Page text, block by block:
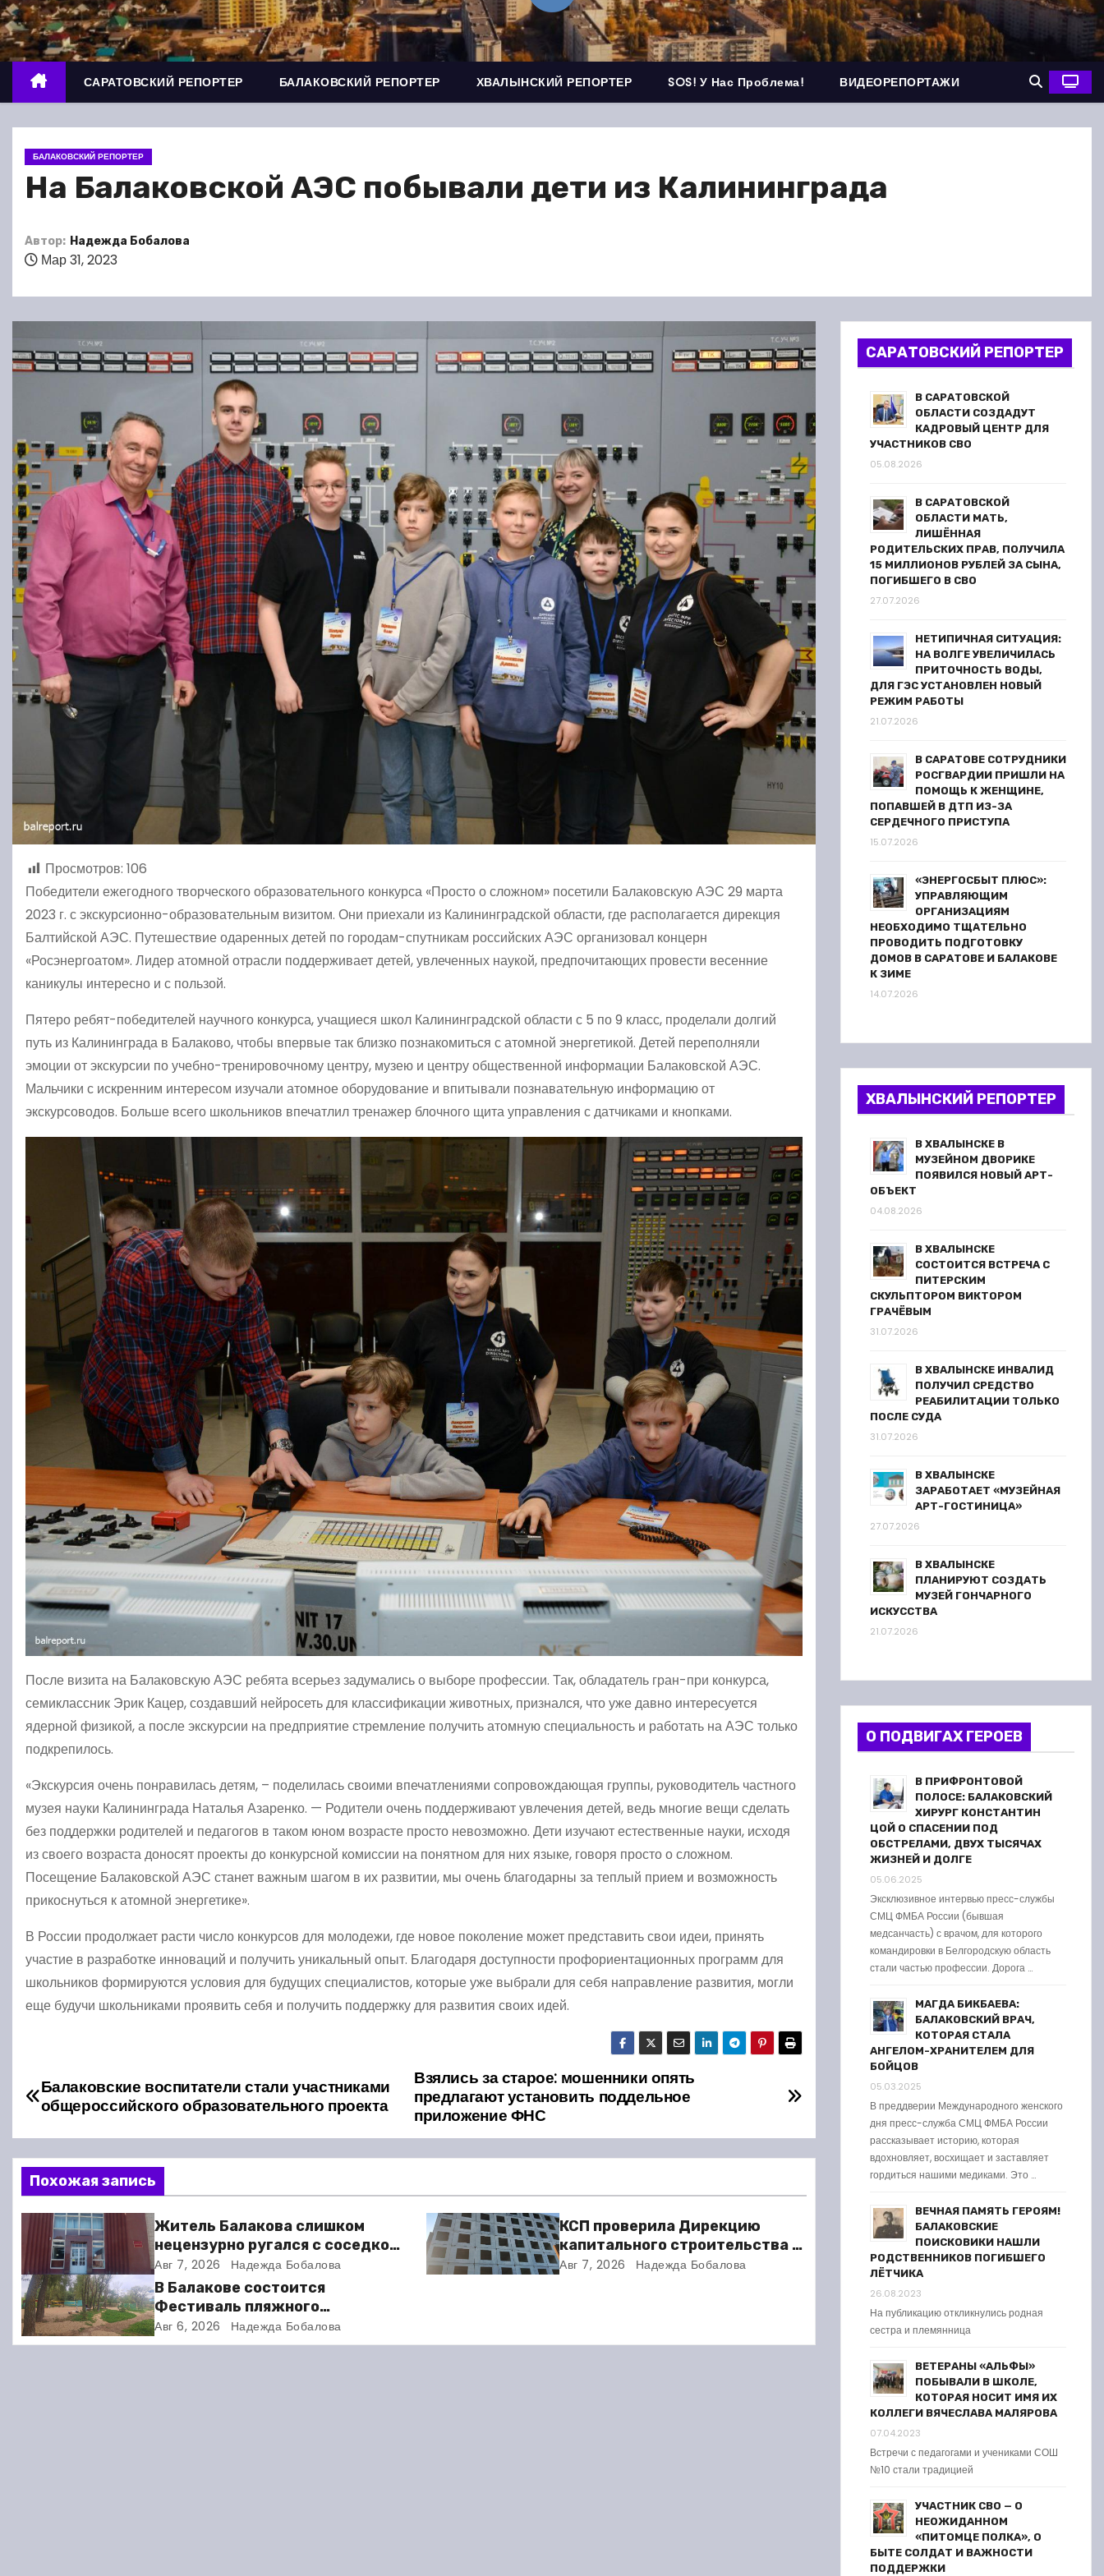
о
м
у
САРАТОВСКИЙ РЕПОРТЕР БАЛАКОВСКИЙ РЕПОРТЕР ХВАЛЫНСКИЙ РЕПОРТЕР SOS! У Нас Проблема! ВИДЕОРЕПОРТАЖИ
БАЛАКОВСКИЙ РЕПОРТЕР
На Балаковской АЭС побывали дети из Калининграда
Автор: Надежда Бобалова
Мар 31, 2023
Просмотров: 106
Победители ежегодного творческого образовательного конкурса «Просто о сложном» посетили Балаковскую АЭС 29 марта
2023 г. с экскурсионно-образовательным визитом. Они приехали из Калининградской области, где располагается дирекция
Балтийской АЭС. Путешествие одаренных детей по городам-спутникам российских АЭС организовал концерн
«Росэнергоатом». Лидер атомной отрасли поддерживает детей, увлеченных наукой, предпочитающих провести весенние
каникулы интересно и с пользой.
Пятеро ребят-победителей научного конкурса, учащиеся школ Калининградской области с 5 по 9 класс, проделали долгий
путь из Калининграда в Балаково, чтобы впервые так близко познакомиться с атомной энергетикой. Детей переполняли
эмоции от экскурсии по учебно-тренировочному центру, музею и центру общественной информации Балаковской АЭС.
Мальчики с искренним интересом изучали атомное оборудование и впитывали познавательную информацию от
экскурсоводов. Больше всего школьников впечатлил тренажер блочного щита управления с датчиками и кнопками.
После визита на Балаковскую АЭС ребята всерьез задумались о выборе профессии. Так, обладатель гран-при конкурса,
семиклассник Эрик Кацер, создавший нейросеть для классификации животных, признался, что уже давно интересуется
ядерной физикой, а после экскурсии на предприятие стремление получить атомную специальность и работать на АЭС только
подкрепилось.
«Экскурсия очень понравилась детям, – поделилась своими впечатлениями сопровождающая группы, руководитель частного
музея науки Калининграда Наталья Азаренко. — Родители очень поддерживают увлечения детей, ведь многие вещи сделать
без поддержки родителей и педагогов в таком юном возрасте просто невозможно. Дети изучают естественные науки, исходя
из своего возраста доносят проекты до конкурсной комиссии на понятном для них языке, говоря просто о сложном.
Посещение Балаковской АЭС станет важным шагом в их развитии, мы очень благодарны за теплый прием и возможность
прикоснуться к атомной энергетике».
В России продолжает расти число конкурсов для молодежи, где новое поколение может представить свои идеи, принять
участие в разработке инноваций и получить уникальный опыт. Благодаря доступности профориентационных программ для
школьников формируются условия для будущих специалистов, которые уже выбрали для себя направление развития, могли
еще будучи школьниками проявить себя и получить поддержку для развития своих идей.
Н
в
и
г
а
ц
и
Взялись за старое: мошенники опять
предлагают установить поддельное
приложение ФНС
Балаковские воспитатели стали участниками
общероссийского образовательного проекта
Похожая запись
Житель Балакова слишком
нецензурно ругался с соседкой
и получил двое суток ареста
Авг 7, 2026 Надежда Бобалова
КСП проверила Дирекцию
капитального строительства в
Балакове и нашла множество
Авг 7, 2026 Надежда Бобалова
В Балакове состоится
Фестиваль пляжного
волейбола
Авг 6, 2026 Надежда Бобалова
САРАТОВСКИЙ РЕПОРТЕР
В САРАТОВСКОЙ
ОБЛАСТИ СОЗДАДУТ
КАДРОВЫЙ ЦЕНТР ДЛЯ
УЧАСТНИКОВ СВО
05.08.2026
В САРАТОВСКОЙ
ОБЛАСТИ МАТЬ,
ЛИШЁННАЯ
РОДИТЕЛЬСКИХ ПРАВ, ПОЛУЧИЛА
15 МИЛЛИОНОВ РУБЛЕЙ ЗА СЫНА,
ПОГИБШЕГО В СВО
27.07.2026
НЕТИПИЧНАЯ СИТУАЦИЯ:
НА ВОЛГЕ УВЕЛИЧИЛАСЬ
ПРИТОЧНОСТЬ ВОДЫ,
ДЛЯ ГЭС УСТАНОВЛЕН НОВЫЙ
РЕЖИМ РАБОТЫ
21.07.2026
В САРАТОВЕ СОТРУДНИКИ
РОСГВАРДИИ ПРИШЛИ НА
ПОМОЩЬ К ЖЕНЩИНЕ,
ПОПАВШЕЙ В ДТП ИЗ-ЗА
СЕРДЕЧНОГО ПРИСТУПА
15.07.2026
«ЭНЕРГОСБЫТ ПЛЮС»:
УПРАВЛЯЮЩИМ
ОРГАНИЗАЦИЯМ
НЕОБХОДИМО ТЩАТЕЛЬНО
ПРОВОДИТЬ ПОДГОТОВКУ
ДОМОВ В САРАТОВЕ И БАЛАКОВЕ
К ЗИМЕ
14.07.2026
ХВАЛЫНСКИЙ РЕПОРТЕР
В ХВАЛЫНСКЕ В
МУЗЕЙНОМ ДВОРИКЕ
ПОЯВИЛСЯ НОВЫЙ АРТ-
ОБЪЕКТ
04.08.2026
В ХВАЛЫНСКЕ
СОСТОИТСЯ ВСТРЕЧА С
ПИТЕРСКИМ
СКУЛЬПТОРОМ ВИКТОРОМ
ГРАЧЁВЫМ
31.07.2026
В ХВАЛЫНСКЕ ИНВАЛИД
ПОЛУЧИЛ СРЕДСТВО
РЕАБИЛИТАЦИИ ТОЛЬКО
ПОСЛЕ СУДА
31.07.2026
В ХВАЛЫНСКЕ
ЗАРАБОТАЕТ «МУЗЕЙНАЯ
АРТ-ГОСТИНИЦА»
27.07.2026
В ХВАЛЫНСКЕ
ПЛАНИРУЮТ СОЗДАТЬ
МУЗЕЙ ГОНЧАРНОГО
ИСКУССТВА
21.07.2026
О ПОДВИГАХ ГЕРОЕВ
В ПРИФРОНТОВОЙ
ПОЛОСЕ: БАЛАКОВСКИЙ
ХИРУРГ КОНСТАНТИН
ЦОЙ О СПАСЕНИИ ПОД
ОБСТРЕЛАМИ, ДВУХ ТЫСЯЧАХ
ЖИЗНЕЙ И ДОЛГЕ
05.06.2025
Эксклюзивное интервью пресс-службы
СМЦ ФМБА России (бывшая
медсанчасть) с врачом, для которого
командировки в Белгородскую область
стали частью профессии. Дорога …
МАГДА БИКБАЕВА:
БАЛАКОВСКИЙ ВРАЧ,
КОТОРАЯ СТАЛА
АНГЕЛОМ-ХРАНИТЕЛЕМ ДЛЯ
БОЙЦОВ
05.03.2025
В преддверии Международного женского
дня пресс-служба СМЦ ФМБА России
рассказывает историю, которая
вдохновляет, восхищает и заставляет
гордиться нашими медиками. Это …
ВЕЧНАЯ ПАМЯТЬ ГЕРОЯМ!
БАЛАКОВСКИЕ
ПОИСКОВИКИ НАШЛИ
РОДСТВЕННИКОВ ПОГИБШЕГО
ЛЁТЧИКА
26.08.2023
На публикацию откликнулись родная
сестра и племянница
ВЕТЕРАНЫ «АЛЬФЫ»
ПОБЫВАЛИ В ШКОЛЕ,
КОТОРАЯ НОСИТ ИМЯ ИХ
КОЛЛЕГИ ВЯЧЕСЛАВА МАЛЯРОВА
07.04.2023
Встречи с педагогами и учениками СОШ
№10 стали традицией
УЧАСТНИК СВО — О
НЕОЖИДАННОМ
«ПИТОМЦЕ ПОЛКА», О
БЫТЕ СОЛДАТ И ВАЖНОСТИ
ПОДДЕРЖКИ